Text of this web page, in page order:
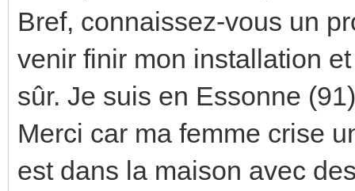
Bref, connaissez-vous un
venir finir mon installation
sûr. Je suis en Essonne
Merci car ma femme crise
est dans la maison avec